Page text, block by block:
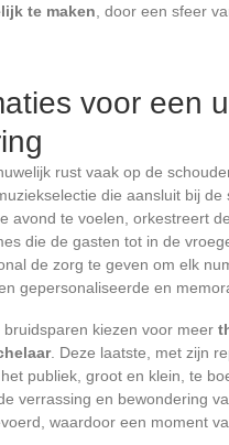
te maken , door een sfeer
voor een
rust vaak op de
die aansluit bij
avond te voelen, orkestreert
die de gasten tot in de
de zorg te geven om elk
gepersonaliseerde en
kiezen voor meer
. Deze laatste, met zijn
publiek, groot en klein, te
verrassing en bewondering
waardoor een moment